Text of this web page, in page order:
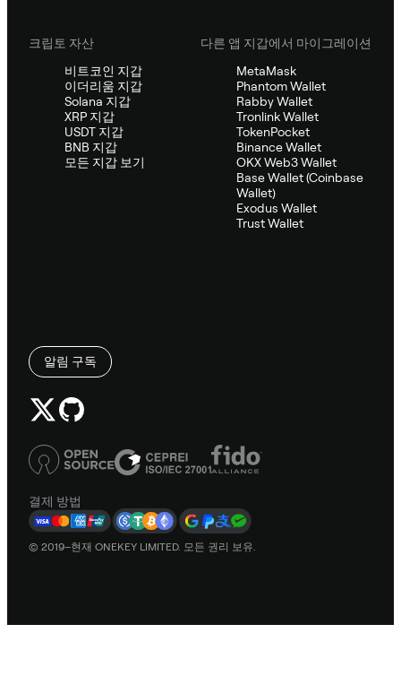
크립토 자산
비트코인 지갑
이더리움 지갑
Solana 지갑
XRP 지갑
USDT 지갑
BNB 지갑
모든 지갑 보기
다른 앱 지갑에서 마이그레이션
MetaMask
Phantom Wallet
Rabby Wallet
Tronlink Wallet
TokenPocket
Binance Wallet
OKX Web3 Wallet
Base Wallet (Coinbase
Wallet)
Exodus Wallet
Trust Wallet
알림 구독
결제 방법
© 2019–현재 ONEKEY LIMITED. 모든 권리 보유.